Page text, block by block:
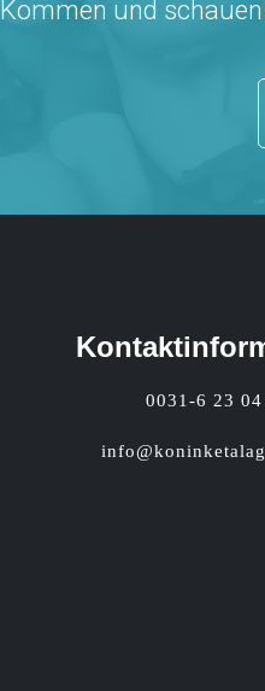
Kommen und
0031-6 23